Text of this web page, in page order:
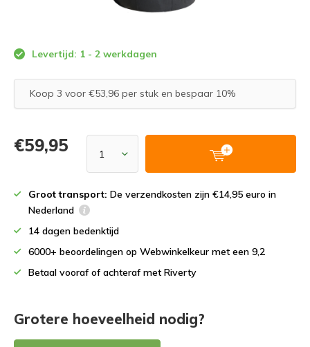
Levertijd: 1 - 2 werkdagen
Koop 3 voor €53,96 per stuk en bespaar 10%
€59,95
Groot transport: De verzendkosten zijn €14,95 euro in
Nederland
14 dagen bedenktijd
6000+ beoordelingen op Webwinkelkeur met een 9,2
Betaal vooraf of achteraf met Riverty
Grotere hoeveelheid nodig?